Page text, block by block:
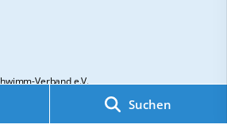
Suchen
Verband e.V.
das Projekt
„Sportdeutschland – Deine